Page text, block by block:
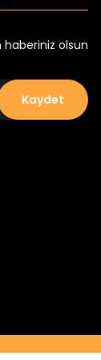
olsun
Kaydet